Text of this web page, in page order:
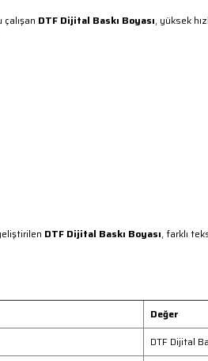
DTF Dijital Baskı Boyası, yüksek
DTF Dijital Baskı Boyası, farklı
Değer
DTF Dijital